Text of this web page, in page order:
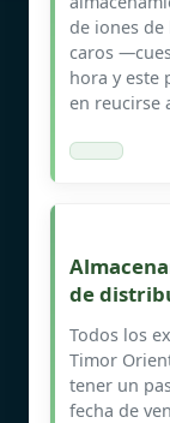
de iones
caros
hora y este
en reucirse
de
Todos los
Timor
tener un
fecha de